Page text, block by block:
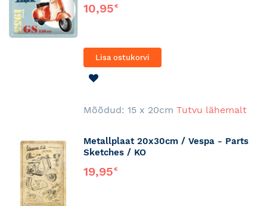
10,95€
Lisa ostukorvi
Mõõdud: 15 x 20cm Tutvu lähemalt
Metallplaat 20x30cm / Vespa - Parts
Sketches / KO
19,95€